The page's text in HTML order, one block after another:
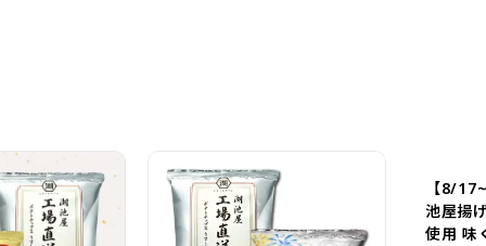
【8/
池屋揚
使用 味